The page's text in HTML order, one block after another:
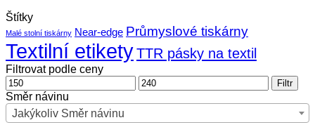
Štítky
Malé stolní tiskárny Near-edge Průmyslové tiskárny
Textilní etiketyTTR pásky na textil
Filtrovat podle ceny
Minimální
cena
Maximální
cena
Filtr
Směr návinu
Jakýkoliv Směr návinu